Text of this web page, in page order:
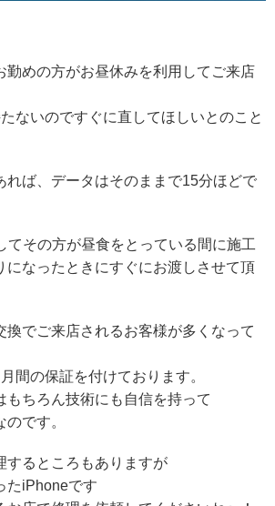
勤めの方がお昼休みを利用してご来店
ないのですぐに直してほしいとのこと
れば、データはそのままで15分ほどで
てその方が昼食をとっている間に施工
になったときにすぐにお渡しさせて頂
換でご来店されるお客様が多くなって
間の保証を付けております。
もちろん技術にも自信を持って
です。
するところもありますが
たiPhoneです